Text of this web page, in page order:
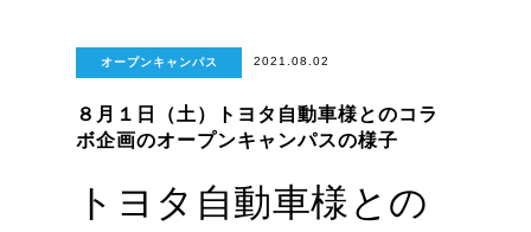
オープンキャンパス 2021.08.02
８月１日（土）トヨタ自動車様とのコラ
ボ企画のオープンキャンパスの様子
トヨタ自動車様との